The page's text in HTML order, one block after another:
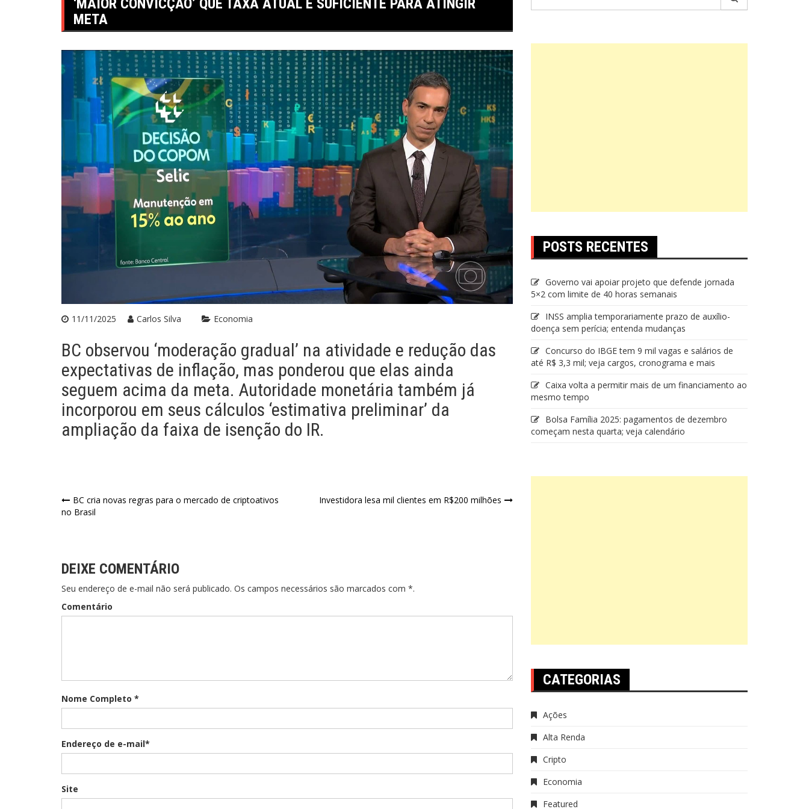
‘MAIOR CONVICÇÃO’ QUE TAXA ATUAL É SUFICIENTE PARA ATINGIR
META
11/11/2025 Carlos Silva Economia
BC observou ‘moderação gradual’ na atividade e redução das
expectativas de inflação, mas ponderou que elas ainda
seguem acima da meta. Autoridade monetária também já
incorporou em seus cálculos ‘estimativa preliminar’ da
ampliação da faixa de isenção do IR.
Navegação
BC cria novas regras para o mercado de criptoativos
no Brasil
Investidora lesa mil clientes em R$200 milhões
DEIXE COMENTÁRIO
Seu endereço de e-mail não será publicado. Os campos necessários são marcados com *.
Comentário
Nome Completo *
Endereço de e-mail*
Site
POSTS RECENTES
Governo vai apoiar projeto que defende jornada
5×2 com limite de 40 horas semanais
INSS amplia temporariamente prazo de auxílio-
doença sem perícia; entenda mudanças
Concurso do IBGE tem 9 mil vagas e salários de
até R$ 3,3 mil; veja cargos, cronograma e mais
Caixa volta a permitir mais de um financiamento ao
mesmo tempo
Bolsa Família 2025: pagamentos de dezembro
começam nesta quarta; veja calendário
CATEGORIAS
Ações
Alta Renda
Cripto
Economia
Featured